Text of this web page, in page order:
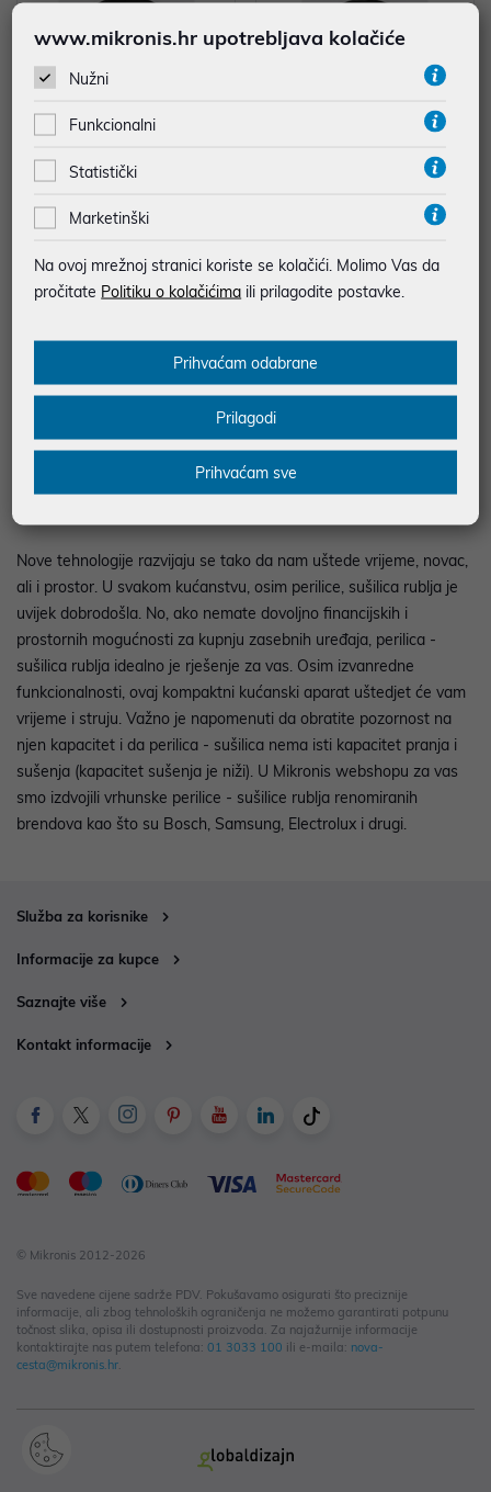
X64ADW
749,00 €
Dodatnih -5% uz PROMO KOD
Kapacitet pranja: 10,5 kg
punjenje
799,00 €
Dodatnih -5% uz PROMO KOD
Broj okretaja: 1400
Kapacitet pranja: 10,5 kg
Punjenje perilice: Prednje
punjenje
Nove tehnologije razvijaju se tako da nam uštede vrijeme, novac,
ali i prostor. U svakom kućanstvu, osim perilice, sušilica rublja je
uvijek dobrodošla. No, ako nemate dovoljno financijskih i
prostornih mogućnosti za kupnju zasebnih uređaja, perilica -
sušilica rublja idealno je rješenje za vas. Osim izvanredne
funkcionalnosti, ovaj kompaktni kućanski aparat uštedjet će vam
vrijeme i struju. Važno je napomenuti da obratite pozornost na
njen kapacitet i da perilica - sušilica nema isti kapacitet pranja i
sušenja (kapacitet sušenja je niži). U Mikronis webshopu za vas
smo izdvojili vrhunske perilice - sušilice rublja renomiranih
brendova kao što su Bosch, Samsung, Electrolux i drugi.
Služba za korisnike
Informacije za kupce
Saznajte više
Kontakt informacije
© Mikronis 2012-2026
Sve navedene cijene sadrže PDV. Pokušavamo osigurati što preciznije
informacije, ali zbog tehnoloških ograničenja ne možemo garantirati potpunu
točnost slika, opisa ili dostupnosti proizvoda. Za najažurnije informacije
kontaktirajte nas putem telefona: 01 3033 100 ili e-maila: nova-
cesta@mikronis.hr.
www.mikronis.hr upotrebljava kolačiće
Nužni
Funkcionalni
Statistički
Marketinški
Na ovoj mrežnoj stranici koriste se kolačići. Molimo Vas da
pročitate Politiku o kolačićima ili prilagodite postavke.
Prihvaćam odabrane
Prilagodi
Prihvaćam sve